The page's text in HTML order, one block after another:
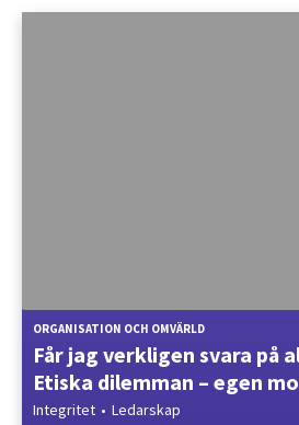
ORGANISATION OCH OMVÄRLD
Får jag verkligen svara på
Etiska dilemman – egen
motstridiga krav
Integritet Ledarskap